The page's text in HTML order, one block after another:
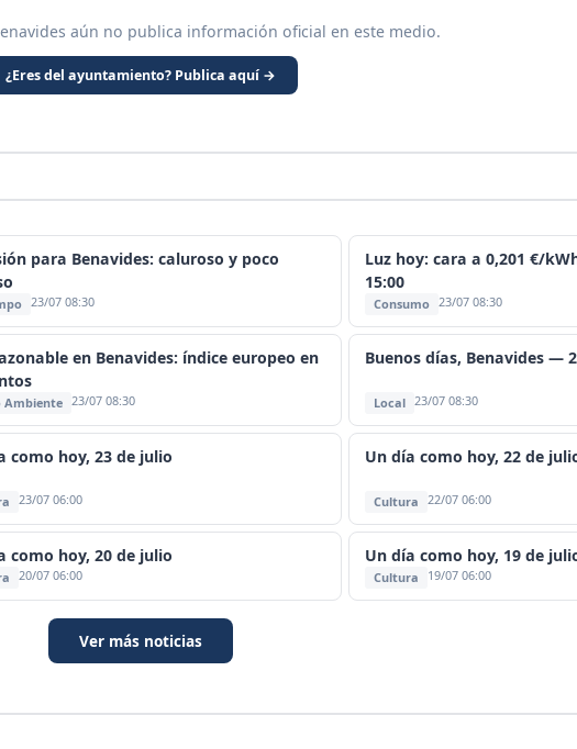
aún no publica información oficial en este medio.
¿Eres del ayuntamiento? Publica aquí →
para Benavides: caluroso y poco
23/07 08:30
Luz hoy: cara a 0,201 €/
15:00
Consumo 23/07 08:30
en Benavides: índice europeo en
Ambiente 23/07 08:30
Buenos días, Benavides —
Local 23/07 08:30
como hoy, 23 de julio
23/07 06:00
Un día como hoy, 22 de
Cultura 22/07 06:00
como hoy, 20 de julio
20/07 06:00
Un día como hoy, 19 de
Cultura 19/07 06:00
Ver más noticias